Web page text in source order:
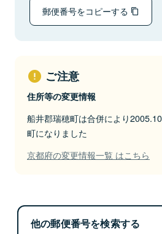
郵便番号をコピーする
ご注意
住所等の変更情報
船井郡瑞穂町は合併により
町になりました
京都府の変更情報一覧 はこちら
他の郵便番号を検索する